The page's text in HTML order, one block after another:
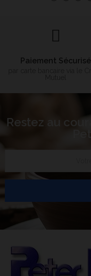
Paiement Sécurisé
Restez au